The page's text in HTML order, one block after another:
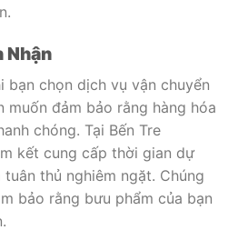
Nhận
bạn chọn dịch vụ vận chuyển
muốn đảm bảo rằng hàng hóa
chóng. Tại Bến Tre
kết cung cấp thời gian dự
thủ nghiêm ngặt. Chúng
bảo rằng bưu phẩm của bạn